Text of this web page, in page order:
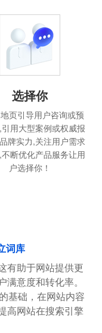
选择你
页引导用户咨询或预
用大型案例或权威报
牌实力,关注用户需求
断优化产品服务让用
户选择你！
词库
有助于网站提供更
意度和转化率。
基础，在网站内容
高网站在搜索引擎